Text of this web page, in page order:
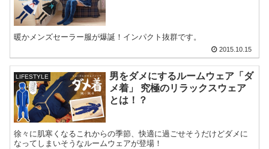
暖かメンズセーラー服が爆誕！インパクト抜群です。
2015.10.15
LIFESTYLE
男をダメにするルームウェア「ダ
メ着」 究極のリラックスウェア
とは！？
徐々に肌寒くなるこれからの季節、快適に過ごせそうだけどダメに
なってしまいそうなルームウェアが登場！